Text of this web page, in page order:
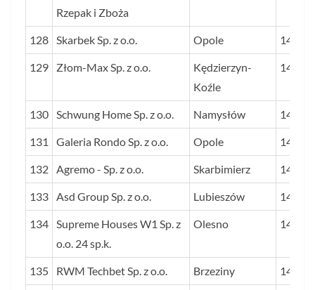
Rzepak i Zboża
128 Skarbek Sp. z o.o. Opole 145
129 Złom-Max Sp. z o.o.
Kędzierzyn-
Koźle
144
130 Schwung Home Sp. z o.o. Namysłów 143
131 Galeria Rondo Sp. z o.o. Opole 143
132 Agremo - Sp. z o.o. Skarbimierz 143
133 Asd Group Sp. z o.o. Lubieszów 142
134
Supreme Houses W1 Sp. z
o.o. 24 sp.k.
Olesno 142
135 RWM Techbet Sp. z o.o. Brzeziny 141